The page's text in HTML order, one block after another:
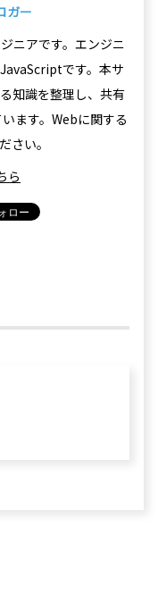
ガー
ニアです。エンジニ
です。本サ
知識を整理し、共有
ます。Webに関する
さい。
ら